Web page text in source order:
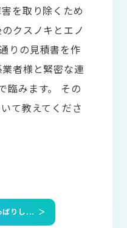
を取り除くため
クスノキとエノ
りの見積書を作
者様と緊密な連
臨みます。 その
て教えてくださ
ぱりし... ＞